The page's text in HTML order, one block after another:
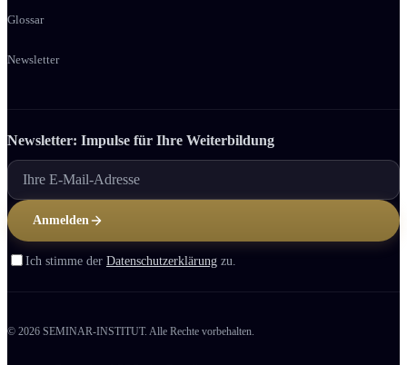
Glossar
Newsletter
Newsletter: Impulse für Ihre Weiter­bildung
Anmelden
Ich stimme der Datenschutzerklärung zu.
© 2026 SEMINAR-INSTITUT. Alle Rechte vorbehalten.